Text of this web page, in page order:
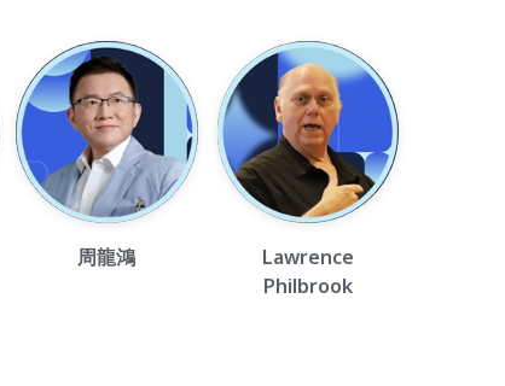
周龍鴻
Lawrence
Philbrook